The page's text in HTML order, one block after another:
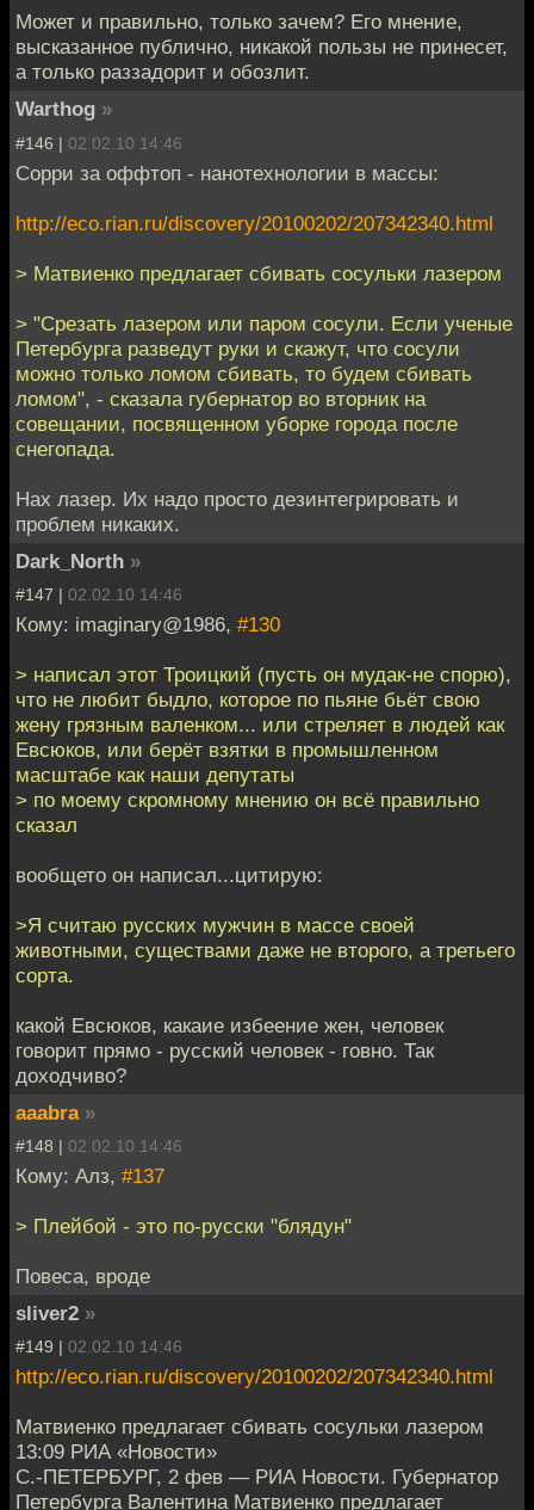
Может и правильно, только зачем? Его мнение,
высказанное публично, никакой пользы не принесет,
а только раззадорит и обозлит.
Warthog »
#146 | 02.02.10 14:46
Сорри за оффтоп - нанотехнологии в массы:
http://eco.rian.ru/discovery/20100202/207342340.html
> Матвиенко предлагает сбивать сосульки лазером
> "Срезать лазером или паром сосули. Если ученые
Петербурга разведут руки и скажут, что сосули
можно только ломом сбивать, то будем сбивать
ломом", - сказала губернатор во вторник на
совещании, посвященном уборке города после
снегопада.
Нах лазер. Их надо просто дезинтегрировать и
проблем никаких.
Dark_North »
#147 | 02.02.10 14:46
Кому: imaginary@1986, #130
> написал этот Троицкий (пусть он мудак-не спорю),
что не любит быдло, которое по пьяне бьёт свою
жену грязным валенком... или стреляет в людей как
Евсюков, или берёт взятки в промышленном
масштабе как наши депутаты
> по моему скромному мнению он всё правильно
сказал
вообщето он написал...цитирую:
>Я считаю русских мужчин в массе своей
животными, существами даже не второго, а третьего
сорта.
какой Евсюков, какаие избеение жен, человек
говорит прямо - русский человек - говно. Так
доходчиво?
aaabra »
#148 | 02.02.10 14:46
Кому: Алз, #137
> Плейбой - это по-русски "блядун"
Повеса, вроде
sliver2 »
#149 | 02.02.10 14:46
http://eco.rian.ru/discovery/20100202/207342340.html
Матвиенко предлагает сбивать сосульки лазером
13:09 РИА «Новости»
С.-ПЕТЕРБУРГ, 2 фев — РИА Новости. Губернатор
Петербурга Валентина Матвиенко предлагает